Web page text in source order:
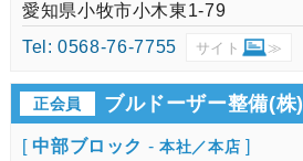
愛知県小牧市小木東1-79
Tel: 0568-76-7755
サイト ≫
正会員 ブルドーザー整備(株)
[中部ブロック - 本社／本店 ]